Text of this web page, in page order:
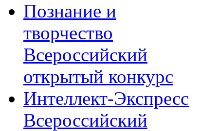
Познание и
творчество
Всероссийский
открытый конкурс
Интеллект-Экспресс
Всероссийский